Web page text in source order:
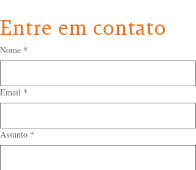
Entre em contato
Nome *
Email *
Assunto *